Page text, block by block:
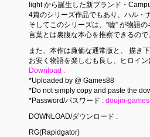
light から誕生した新ブランド・
4篇のシリーズ作品でもあり、ハル・
そしてこのシリーズは、“嘘” が物語
言葉とは裏腹な本心を推察できるの
また、本作は廉価な通常版と、 描き
お安く物語を楽しむも良し、ヒロイ
Download :
*Uploaded by @ Games88
*Do not simply copy and paste the
*Password/パスワード : doujin-
DOWNLOAD/ダウンロード :
RG(Rapidgator)